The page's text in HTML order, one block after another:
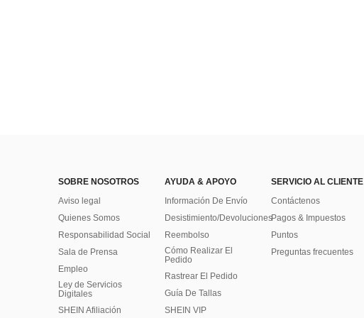
SOBRE NOSOTROS
Aviso legal
Quienes Somos
Responsabilidad Social
Sala de Prensa
Empleo
Ley de Servicios
Digitales
SHEIN Afiliación
AYUDA & APOYO
Información De Envío
Desistimiento/Devoluciones
Reembolso
Cómo Realizar El
Pedido
Rastrear El Pedido
Guía De Tallas
SHEIN VIP
SERVICIO AL CLIENTE
Contáctenos
Pagos & Impuestos
Puntos
Preguntas frecuentes